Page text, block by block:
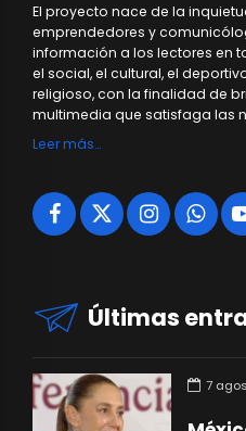
El proyecto nace de la
emprendedores y
información a los lectores en
el social, el cultural, el
religioso, con la finalidad de
multimedia que satisfaga las
Leer más…
Últimas
7